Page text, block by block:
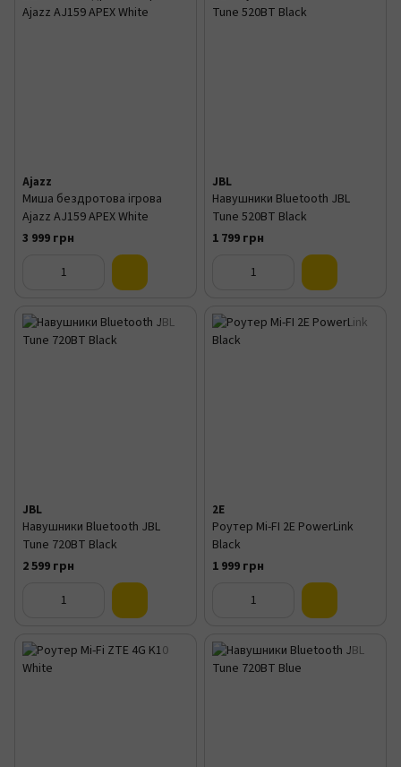
Ajazz
Миша бездротова ігрова
Ajazz AJ159 APEX White
3 999 грн
JBL
Навушники Bluetooth JBL
Tune 520BT Black
1 799 грн
JBL
Навушники Bluetooth JBL
Tune 720BT Black
2 599 грн
2E
Роутер Mi-FI 2E PowerLink
Black
1 999 грн